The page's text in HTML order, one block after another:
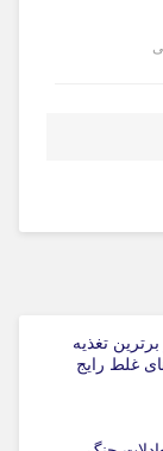
تغذیه
غلط رایج